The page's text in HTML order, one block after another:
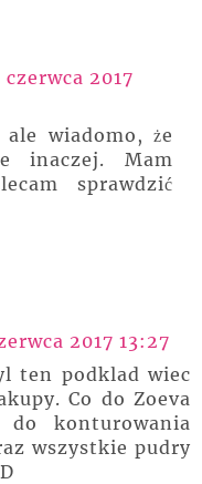
czerwca 2017
wiadomo, że
inaczej. Mam
sprawdzić
2017 13:27
ten podklad wiec
Co do Zoeva
konturowania
wszystkie pudry